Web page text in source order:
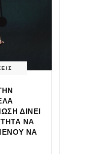
ΔΙΝΕΙ
ΝΑ
ΝΑ